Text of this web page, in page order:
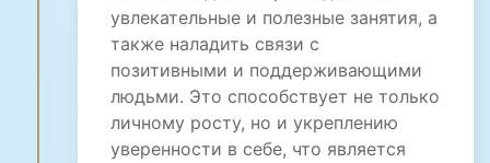
увлекательные и полезные занятия, а
также наладить связи с
позитивными и поддерживающими
людьми. Это способствует не только
личному росту, но и укреплению
уверенности в себе, что является